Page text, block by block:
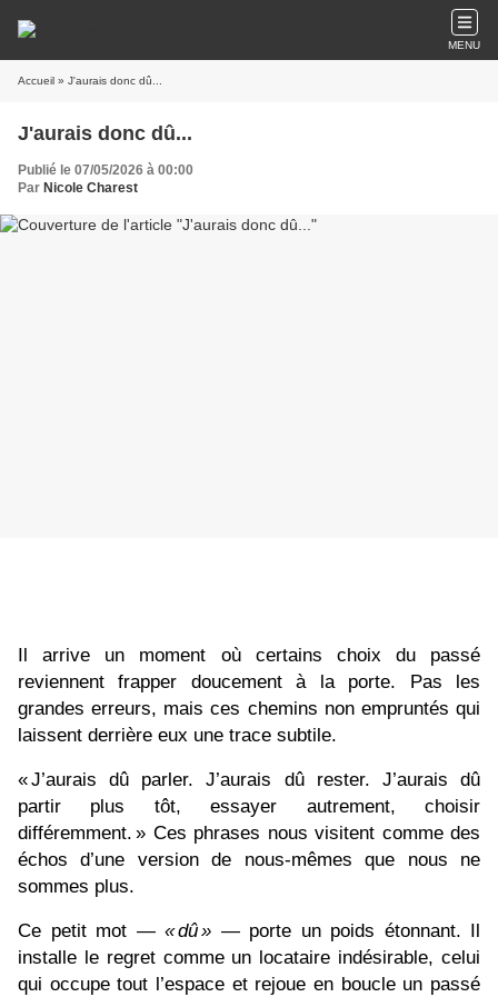
MENU
Accueil » J'aurais donc dû...
J'aurais donc dû...
Publié le 07/05/2026 à 00:00
Par Nicole Charest
Il arrive un moment où certains choix du passé
reviennent frapper doucement à la porte. Pas les
grandes erreurs, mais ces chemins non empruntés qui
laissent derrière eux une trace subtile.
« J’aurais dû parler. J’aurais dû rester. J’aurais dû
partir plus tôt, essayer autrement, choisir
différemment. » Ces phrases nous visitent comme des
échos d’une version de nous‑mêmes que nous ne
sommes plus.
Ce petit mot — «dû» — porte un poids étonnant. Il
installe le regret comme un locataire indésirable, celui
qui occupe tout l’espace et rejoue en boucle un passé